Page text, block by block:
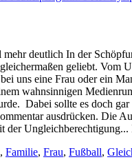
deutlich In der
geliebt. Vom
uns eine Frau oder ein
wahnsinnigen
Dabei sollte es doch
ausdrücken. Die
, Familie, Frau, Fußball,